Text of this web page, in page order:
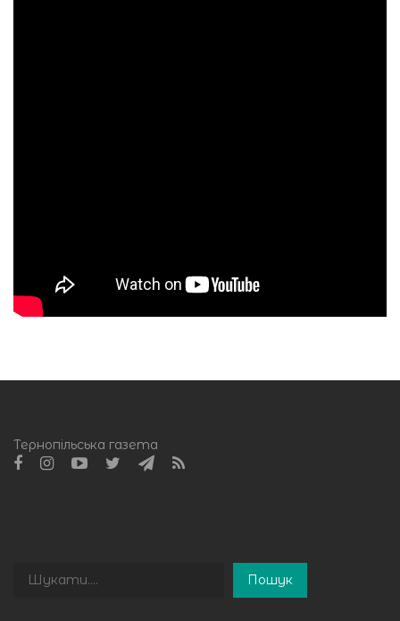
Тернопільська газета
Пошук
Пошук